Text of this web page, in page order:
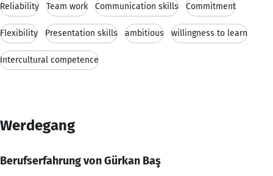
Reliability Team work Communication skills Commitment
Flexibility Presentation skills ambitious willingness to learn
Intercultural competence
Werdegang
Berufserfahrung von Gürkan Baş